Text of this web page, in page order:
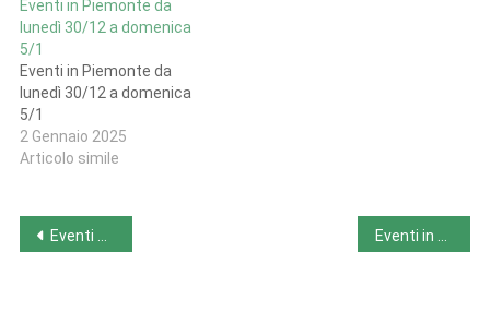
Eventi in Piemonte da
lunedì 30/12 a domenica
5/1
Eventi in Piemonte da
lunedì 30/12 a domenica
5/1
2 Gennaio 2025
Articolo simile
Navigazione
Eventi nelle Marche da lunedì 2/12 a domenica 8/12